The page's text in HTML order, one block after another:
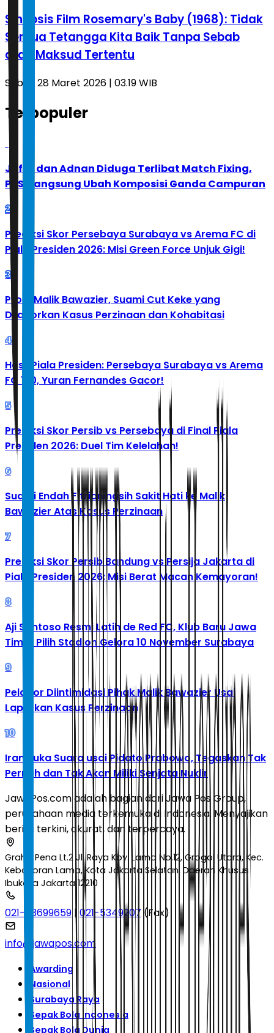
Sinopsis Film Rosemary's Baby (1968): Tidak
Semua Tetangga Kita Baik Tanpa Sebab
atau Maksud Tertentu
Sabtu, 28 Maret 2026 | 03.19 WIB
Terpopuler
Jafar dan Adnan Diduga Terlibat Match Fixing,
PBSI Langsung Ubah Komposisi Ganda Campuran
2
Prediksi Skor Persebaya Surabaya vs Arema FC di
Piala Presiden 2026: Misi Green Force Unjuk Gigi!
3
Profil Malik Bawazier, Suami Cut Keke yang
Dilaporkan Kasus Perzinaan dan Kohabitasi
4
Hasil Piala Presiden: Persebaya Surabaya vs Arema
FC 1-0, Yuran Fernandes Gacor!
5
Prediksi Skor Persib vs Persebaya di Final Piala
Presiden 2026: Duel Tim Kelelahan!
6
Suami Endah Fitrianingsih Sakit Hati ke Malik
Bawazier Atas Kasus Perzinaan
7
Prediksi Skor Persib Bandung vs Persija Jakarta di
Piala Presiden 2026: Misi Berat Macan Kemayoran!
8
Aji Santoso Resmi Latih de Red FC, Klub Baru Jawa
Timur Pilih Stadion Gelora 10 November Surabaya
9
Pelapor Diintimidasi Pihak Malik Bawazier Usai
Laporkan Kasus Perzinaan
10
Iran Buka Suara usai Pidato Prabowo, Tegaskan Tak
Pernah dan Tak Akan Miliki Senjata Nuklir
JawaPos.com adalah bagian dari Jawa Pos Group,
perusahaan media terkemuka di Indonesia. Menyajikan
berita terkini, akurat, dan terpercaya.
Graha Pena Lt.2 Jl. Raya Kby. Lama No.12, Grogol Utara, Kec.
Kebayoran Lama, Kota Jakarta Selatan, Daerah Khusus
Ibukota Jakarta 12210
021-53699659 | 021-5349207 (Fax)
info@jawapos.com
Awarding
Nasional
Surabaya Raya
Sepak Bola Indonesia
Sepak Bola Dunia